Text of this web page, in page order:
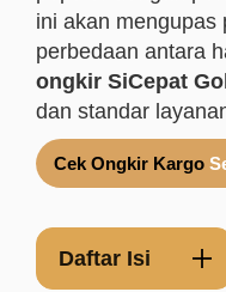
ini akan mengupas
perbedaan antara
ongkir SiCepat
dan standar
Cek Ongkir Kargo
Daftar Isi